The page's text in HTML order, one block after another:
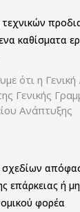
καθίσματα
ότι η
Γενικής
Ανάπτυξης
σχεδίων
επάρκειας ή
φορέα